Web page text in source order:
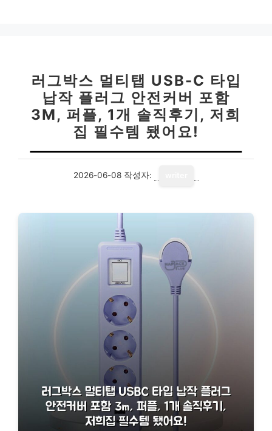
러그박스 멀티탭 USB-C 타입
납작 플러그 안전커버 포함
3M, 퍼플, 1개 솔직후기, 저희
집 필수템 됐어요!
2026-06-08 작성자: